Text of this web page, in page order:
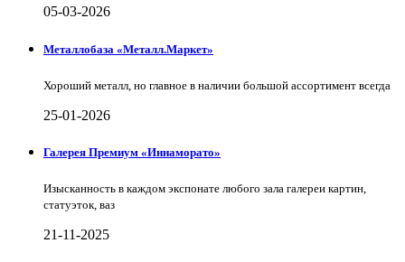
05-03-2026
Металлобаза «Металл.Маркет»
Хороший металл, но главное в наличии большой ассортимент всегда
25-01-2026
Галерея Премиум «Иннаморато»
Изысканность в каждом экспонате любого зала галереи картин,
статуэток, ваз
21-11-2025